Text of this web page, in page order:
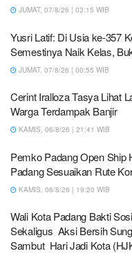
JUMAT, 07/8/26 | 03:15 WIB
Yusri Latif: Di Usia ke-357
Semestinya Naik Kelas,
JUMAT, 07/8/26 | 00:55 WIB
Cerint Iralloza Tasya Lihat
Warga Terdampak Banjir
KAMIS, 06/8/26 | 21:41 WIB
Pemko Padang Open Ship
Padang Sesuaikan Rute
KAMIS, 06/8/26 | 19:20 WIB
Wali Kota Padang Bakti
Sekaligus Aksi Bersih
Sambut Hari Jadi Kota